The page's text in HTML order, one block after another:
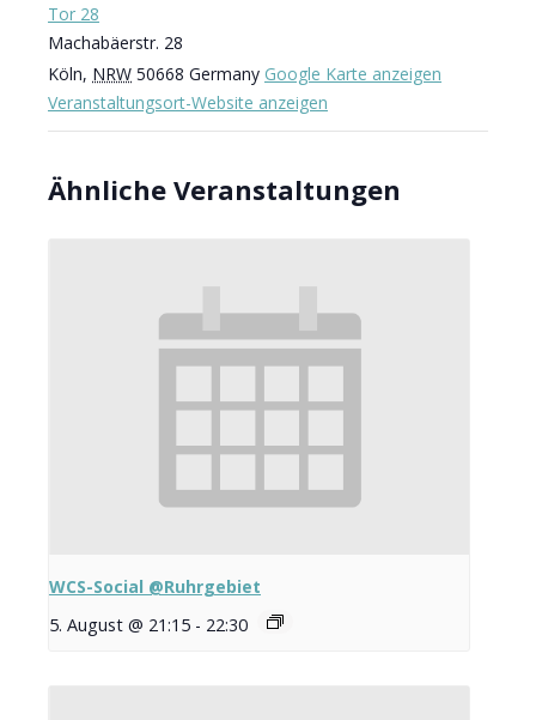
Tor 28
Machabäerstr. 28
Köln, NRW 50668 Germany Google Karte anzeigen
Veranstaltungsort-Website anzeigen
Ähnliche Veranstaltungen
WCS-Social @Ruhrgebiet
5. August @ 21:15 - 22:30